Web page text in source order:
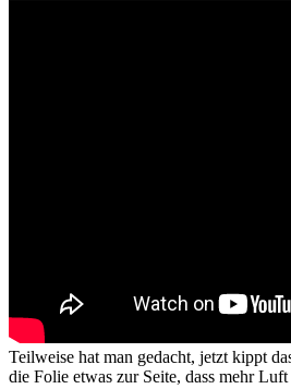
Teilweise hat man gedacht, jetzt kippt
die Folie etwas zur Seite, dass mehr